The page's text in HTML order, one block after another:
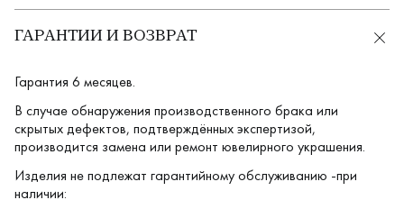
ГАРАНТИИ И ВОЗВРАТ
Гарантия 6 месяцев.
В случае обнаружения производственного брака или
скрытых дефектов, подтверждённых экспертизой,
производится замена или ремонт ювелирного украшения.
Изделия не подлежат гарантийному обслуживанию -при
наличии: